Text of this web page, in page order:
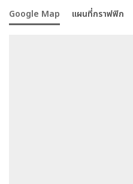
Google Map แผนที่กราฟฟิก